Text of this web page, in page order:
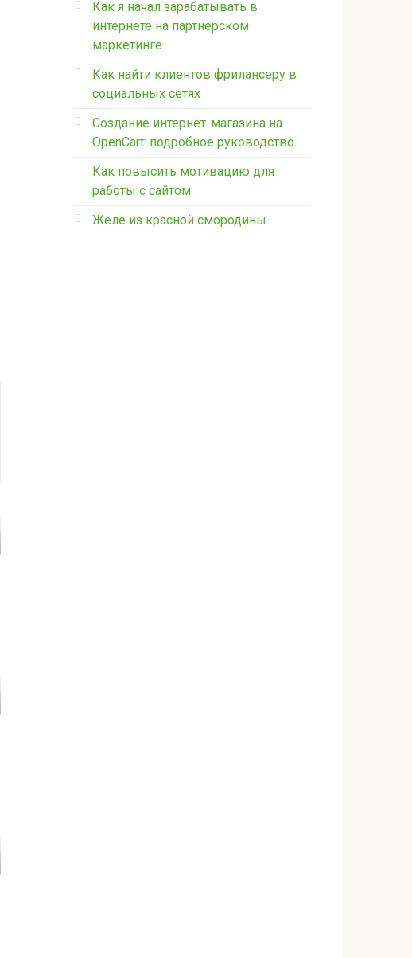
Как я начал зарабатывать в
интернете на партнерском
маркетинге
Как найти клиентов фрилансеру в
социальных сетях
Создание интернет-магазина на
OpenCart: подробное руководство
Как повысить мотивацию для
работы с сайтом
Желе из красной смородины